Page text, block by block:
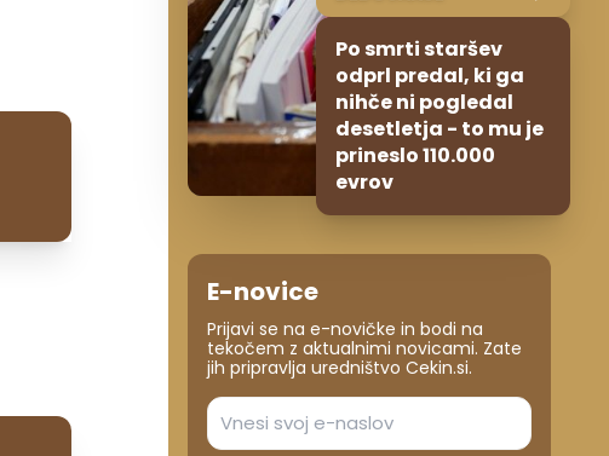
Po smrti staršev
odprl predal, ki ga
nihče ni pogledal
desetletja - to mu je
prineslo 110.000
evrov
E-novice
Prijavi se na e-novičke in bodi na
tekočem z aktualnimi novicami. Zate
jih pripravlja uredništvo Cekin.si.